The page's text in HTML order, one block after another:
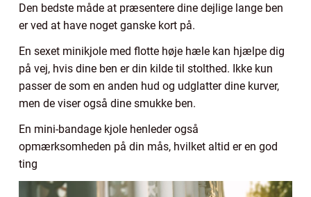
Den bedste måde at præsentere dine dejlige lange ben
er ved at have noget ganske kort på.
En sexet minikjole med flotte høje hæle kan hjælpe dig
på vej, hvis dine ben er din kilde til stolthed. Ikke kun
passer de som en anden hud og udglatter dine kurver,
men de viser også dine smukke ben.
En mini-bandage kjole henleder også
opmærksomheden på din mås, hvilket altid er en god
ting